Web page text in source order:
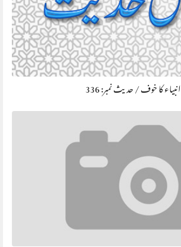
انبیاء کا خوف / حديث نمبر: 336